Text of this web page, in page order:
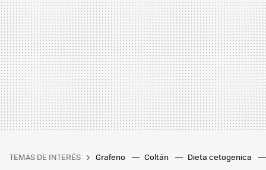
TEMAS DE INTERÉS Grafeno Coltán Dieta cetogenica